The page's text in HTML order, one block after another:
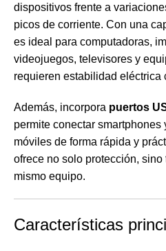
dispositivos frente a
picos de corriente. Con una
es ideal para computadoras,
videojuegos, televisores y
requieren estabilidad eléctrica
Además, incorpora puertos
permite conectar smartphones
móviles de forma rápida y
ofrece no solo protección,
mismo equipo.
Características